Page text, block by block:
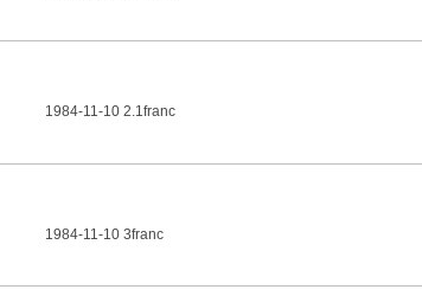
1984-11-10 2.1franc
1984-11-10 3franc